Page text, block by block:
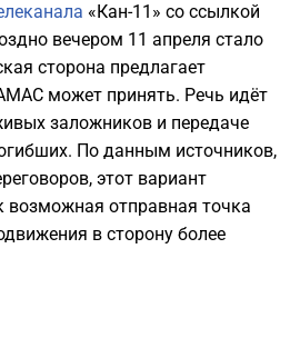
«Кан-11» со ссылкой
вечером 11 апреля стало
сторона предлагает
может принять. Речь идёт
заложников и передаче
По данным источников,
этот вариант
возможная отправная точка
в сторону более